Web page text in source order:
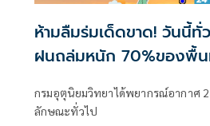
ห้ามลืมร่มเด็ดขาด! วันนี้ทั่
ฝนถล่มหนัก 70%ของพื้
กรมอุตุนิยมวิทยาได้พยากรณ์อากาศ
ลักษณะทั่วไป